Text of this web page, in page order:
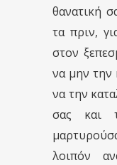
θανατική
τα πριν,
στον
να μην την
να την
σας και
λοιπόν